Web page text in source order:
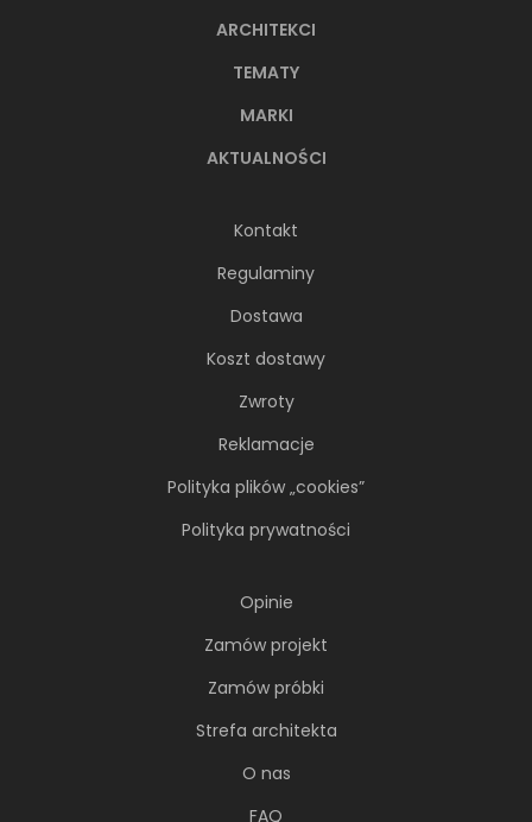
ARCHITEKCI
TEMATY
MARKI
AKTUALNOŚCI
Kontakt
Regulaminy
Dostawa
Koszt dostawy
Zwroty
Reklamacje
Polityka plików „cookies”
Polityka prywatności
Opinie
Zamów projekt
Zamów próbki
Strefa architekta
O nas
FAQ